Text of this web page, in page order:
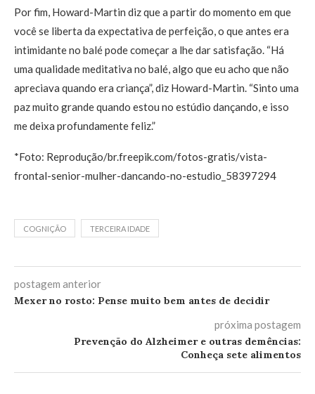
Por fim, Howard-Martin diz que a partir do momento em que
você se liberta da expectativa de perfeição, o que antes era
intimidante no balé pode começar a lhe dar satisfação. “Há
uma qualidade meditativa no balé, algo que eu acho que não
apreciava quando era criança”, diz Howard-Martin. “Sinto uma
paz muito grande quando estou no estúdio dançando, e isso
me deixa profundamente feliz.”
*Foto: Reprodução/br.freepik.com/fotos-gratis/vista-
frontal-senior-mulher-dancando-no-estudio_58397294
COGNIÇÃO TERCEIRA IDADE
postagem anterior
Mexer no rosto: Pense muito bem antes de decidir
próxima postagem
Prevenção do Alzheimer e outras demências:
Conheça sete alimentos